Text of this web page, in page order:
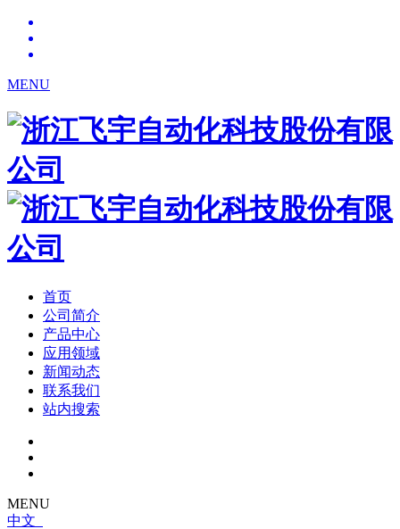
MENU
首页
公司简介
产品中心
应用领域
新闻动态
联系我们
站内搜索
MENU
中文